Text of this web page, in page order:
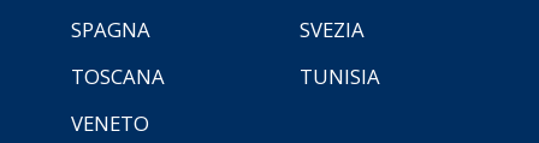
SPAGNA
SVEZIA
TOSCANA
TUNISIA
VENETO